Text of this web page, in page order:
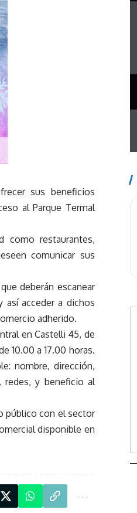
sus beneficios
al Parque Termal
como restaurantes,
comunicar sus
deberán escanear
acceder a dichos
adherido.
en Castelli 45, de
10.00 a 17.00 horas.
nombre, dirección,
redes, y beneficio al
público con el sector
disponible en